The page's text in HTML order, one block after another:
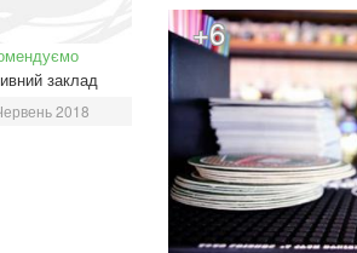
заклад
2018
+6